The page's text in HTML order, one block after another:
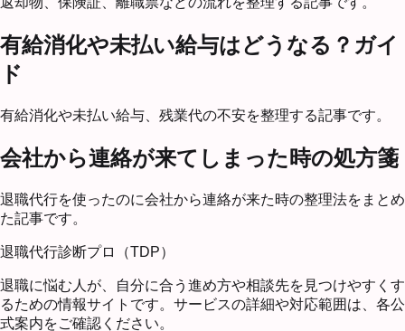
有給消化や未払い給与はどうなる？ガイ
ド
有給消化や未払い給与、残業代の不安を整理する記事です。
会社から連絡が来てしまった時の処方箋
退職代行を使ったのに会社から連絡が来た時の整理法をまとめ
た記事です。
退職代行診断プロ（TDP）
退職に悩む人が、自分に合う進め方や相談先を見つけやすくす
るための情報サイトです。サービスの詳細や対応範囲は、各公
式案内をご確認ください。